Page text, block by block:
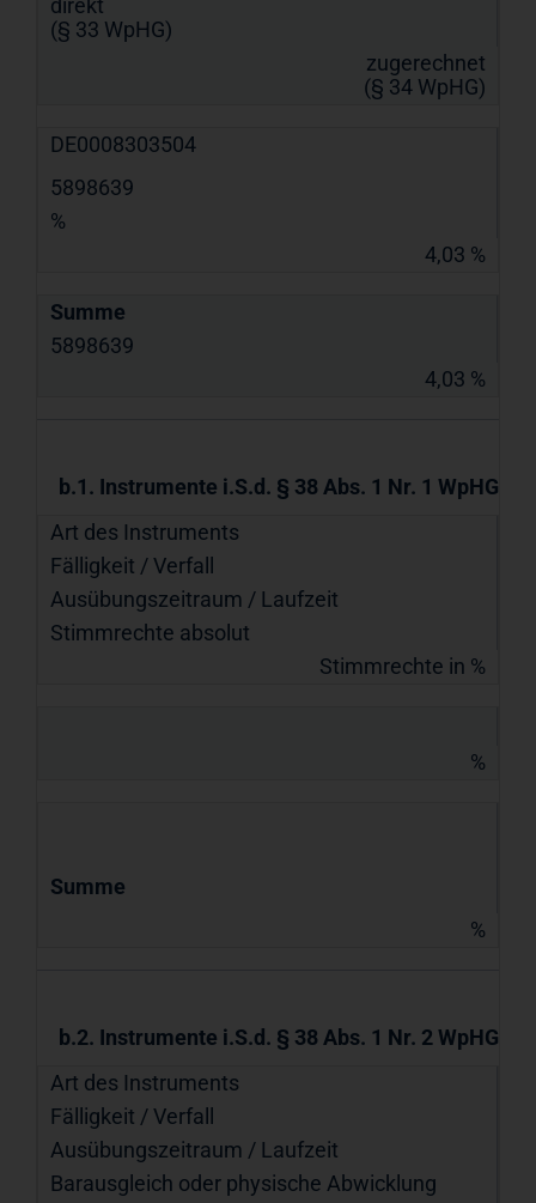
direkt
(§ 33 WpHG)
zugerechnet
(§ 34 WpHG)
DE0008303504
5898639
%
4,03 %
Summe
5898639
4,03 %
b.1. Instrumente i.S.d. § 38 Abs. 1 Nr. 1 WpHG
Art des Instruments
Fälligkeit / Verfall
Ausübungs­zeitraum / Laufzeit
Stimmrechte absolut
Stimmrechte in %
%
Summe
%
b.2. Instrumente i.S.d. § 38 Abs. 1 Nr. 2 WpHG
Art des Instruments
Fälligkeit / Verfall
Ausübungs­zeitraum / Laufzeit
Barausgleich oder physische Abwicklung